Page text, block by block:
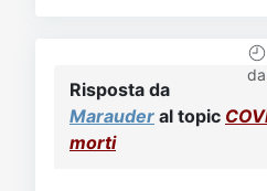
da
Risposta da
Marauder al topic
morti